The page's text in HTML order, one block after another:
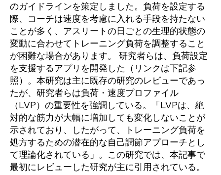
のガイドラインを策定しました。負荷を設定する
際、コーチは速度を考慮に入れる手段を持たない
ことが多く、アスリートの日ごとの生理的状態の
変動に合わせてトレーニング負荷を調整すること
が困難な場合があります。 研究者らは、負荷設定
を支援するアプリを開発した（リンクは下記参
照）。本研究は主に既存の研究のレビューであっ
たが、研究者らは負荷・速度プロファイル
（LVP）の重要性を強調している。「LVPは、絶
対的な筋力が大幅に増加しても変化しないことが
示されており、したがって、トレーニング負荷を
処方するための潜在的な自己調節アプローチとし
て理論化されている」。この研究では、本記事で
最初にレビューした研究が主に引用されている。